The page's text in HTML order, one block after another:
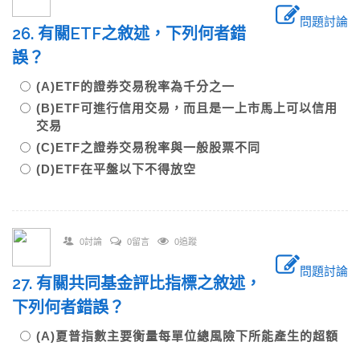
問題討論
26. 有關ETF之敘述，下列何者錯
誤？
(A)ETF的證券交易稅率為千分之一
(B)ETF可進行信用交易，而且是一上市馬上可以信用
交易
(C)ETF之證券交易稅率與一般股票不同
(D)ETF在平盤以下不得放空
0討論 0留言 0追蹤
問題討論
27. 有關共同基金評比指標之敘述，
下列何者錯誤？
(A)夏普指數主要衡量每單位總風險下所能產生的超額